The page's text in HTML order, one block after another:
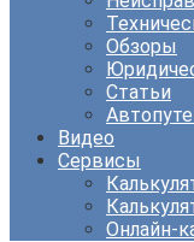
Обзоры
Статьи
Видео
Сервисы
Онлайн-